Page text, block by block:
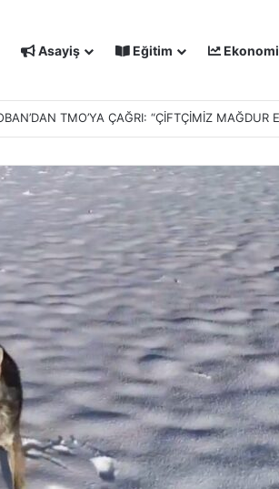
Asayiş Eğitim Ekonomi
MASAYA YATIRILDI: YENİ PROJELER YOLDA